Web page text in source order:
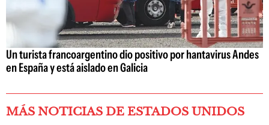
Un turista francoargentino dio positivo por hantavirus Andes
en España y está aislado en Galicia
MÁS NOTICIAS DE ESTADOS UNIDOS